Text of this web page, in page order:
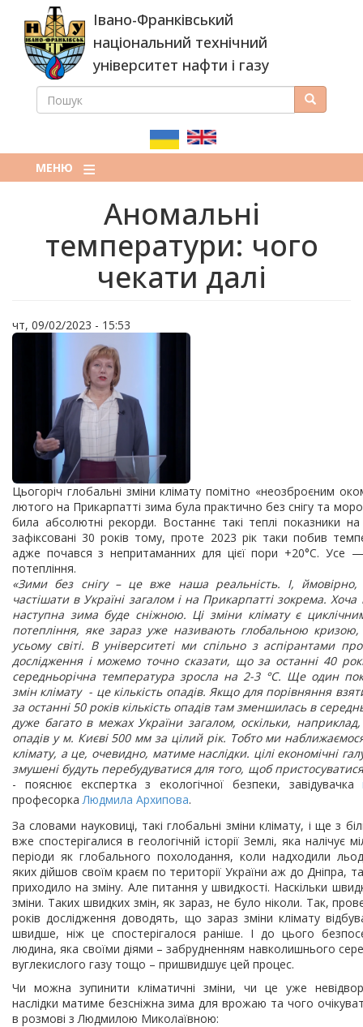
основного
вмісту
Івано-Франківський
національний технічний
університет нафти і газу
ПОШУКОВА
ПОШУК Пошук
МЕНЮ
Аномальні
температури: чого
чекати далі
чт, 09/02/2023 - 15:53
Цьогоріч глобальні зміни клімату помітно «неозброєним
лютого на Прикарпатті зима була практично без снігу та
била абсолютні рекорди. Востаннє такі теплі показники
зафіксовані 30 років тому, проте 2023 рік таки побив
адже почався з непритаманних для цієї пори +20°C. Усе
потепління.
«Зими без снігу – це вже наша реальність. І, ймовірно,
частішати в Україні загалом і на Прикарпатті зокрема.
наступна зима буде сніжною. Ці зміни клімату є
потепління, яке зараз уже називають глобальною кризою,
усьому світі. В університеті ми спільно з аспірантами
дослідження і можемо точно сказати, що за останні 40
середньорічна температура зросла на 2-3 °C. Ще один
змін клімату - це кількість опадів. Якщо для порівняння
за останні 50 років кількість опадів там зменшилась в
дуже багато в межах України загалом, оскільки, наприклад,
опадів у м. Києві 500 мм за цілий рік. Тобто ми
клімату, а це, очевидно, матиме наслідки. цілі економічні
змушені будуть перебудуватися для того, щоб
- пояснює експертка з екологічної безпеки, завідувачка
професоркаЛюдмила Архипова.
За словами науковиці, такі глобальні зміни клімату, і ще з
вже спостерігалися в геологічній історії Землі, яка налічує
періоди як глобального похолодання, коли надходили
яких дійшов своїм краєм по території України аж до Дніпра,
приходило на зміну. Але питання у швидкості. Наскільки
зміни. Таких швидких змін, як зараз, не було ніколи. Так,
років дослідження доводять, що зараз зміни клімату
швидше, ніж це спостерігалося раніше. І до цього
людина, яка своїми діями – забрудненням навколишнього
вуглекислого газу тощо – пришвидшує цей процес.
Чи можна зупинити кліматичні зміни, чи це уже
наслідки матиме безсніжна зима для врожаю та чого
в розмові з Людмилою Миколаївною: